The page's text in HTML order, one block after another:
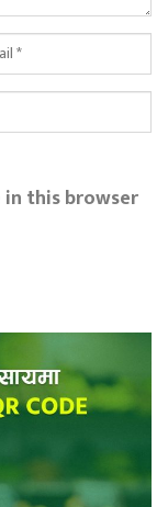
in this browser